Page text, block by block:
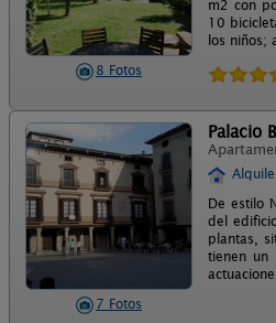
8 Fotos
m2 con
10
los niños;
7 Fotos
Palacio
De estilo
del
plantas,
tienen un